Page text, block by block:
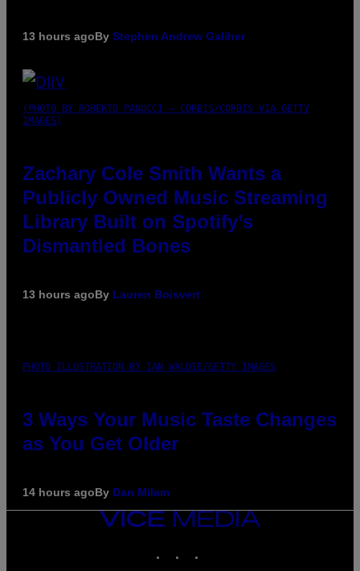
13 hours agoBy Stephen Andrew Galiher
(PHOTO BY ROBERTO PANUCCI – CORBIS/CORBIS VIA GETTY
IMAGES)
Zachary Cole Smith Wants a
Publicly Owned Music Streaming
Library Built on Spotify’s
Dismantled Bones
13 hours agoBy Lauren Boisvert
PHOTO ILLUSTRATION BY IAN WALDIE/GETTY IMAGES
3 Ways Your Music Taste Changes
as You Get Older
14 hours agoBy Dan Milam
VICE